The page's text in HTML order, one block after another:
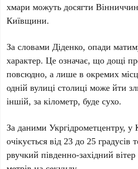
хмари можуть досягти
Київщини.
За словамиДіденко, опади
характер. Це означає, що дощі
повсюдно, а лише в окремих
одній вулиці столиці може йти
іншій, за кілометр, буде сухо.
За данимиУкргідрометцентру,у
очікується від23 до 25 градусів
рвучкий південно-західний